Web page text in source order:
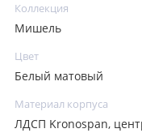
Коллекция
Мишель
Цвет
Белый матовый
Материал корпуса
ЛДСП Kronospan,